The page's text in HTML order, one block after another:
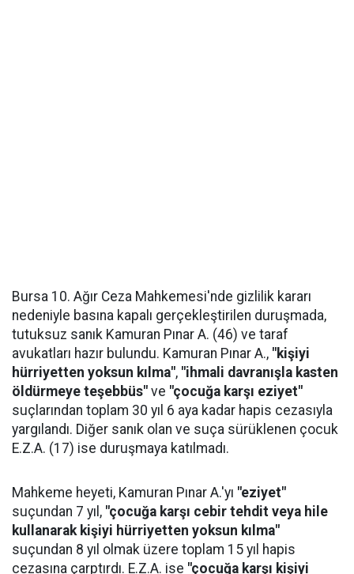
Bursa 10. Ağır Ceza Mahkemesi'nde gizlilik kararı
nedeniyle basına kapalı gerçekleştirilen duruşmada,
tutuksuz sanık Kamuran Pınar A. (46) ve taraf
avukatları hazır bulundu. Kamuran Pınar A., "kişiyi
hürriyetten yoksun kılma", "ihmali davranışla kasten
öldürmeye teşebbüs" ve "çocuğa karşı eziyet"
suçlarından toplam 30 yıl 6 aya kadar hapis cezasıyla
yargılandı. Diğer sanık olan ve suça sürüklenen çocuk
E.Z.A. (17) ise duruşmaya katılmadı.
Mahkeme heyeti, Kamuran Pınar A.'yı "eziyet"
suçundan 7 yıl, "çocuğa karşı cebir tehdit veya hile
kullanarak kişiyi hürriyetten yoksun kılma"
suçundan 8 yıl olmak üzere toplam 15 yıl hapis
cezasına çarptırdı. E.Z.A. ise "çocuğa karşı kişiyi